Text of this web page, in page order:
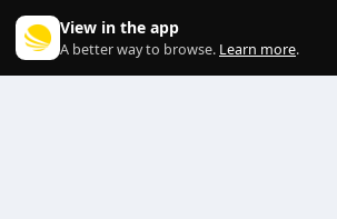
View in the app
A better way to browse. Learn more.